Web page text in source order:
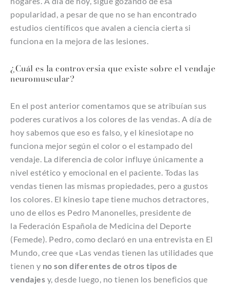
popularidad, a pesar de que no se han encontrado
estudios científicos que avalen a ciencia cierta si
funciona en la mejora de las lesiones.
¿Cuál es la controversia que existe sobre el vendaje
neuromuscular?
En el post anterior comentamos que se atribuían sus
poderes curativos a los colores de las vendas. A día de
hoy sabemos que eso es falso, y el kinesiotape no
funciona mejor según el color o el estampado del
vendaje. La diferencia de color influye únicamente a
nivel estético y emocional en el paciente. Todas las
vendas tienen las mismas propiedades, pero a gustos
los colores. El kinesio tape tiene muchos detractores,
uno de ellos es Pedro Manonelles, presidente de
la Federación Española de Medicina del Deporte
(Femede). Pedro, como declaró en una entrevista en El
Mundo, cree que «Las vendas tienen las utilidades que
tienen y no son diferentes de otros tipos de
vendajes y, desde luego, no tienen los beneficios que